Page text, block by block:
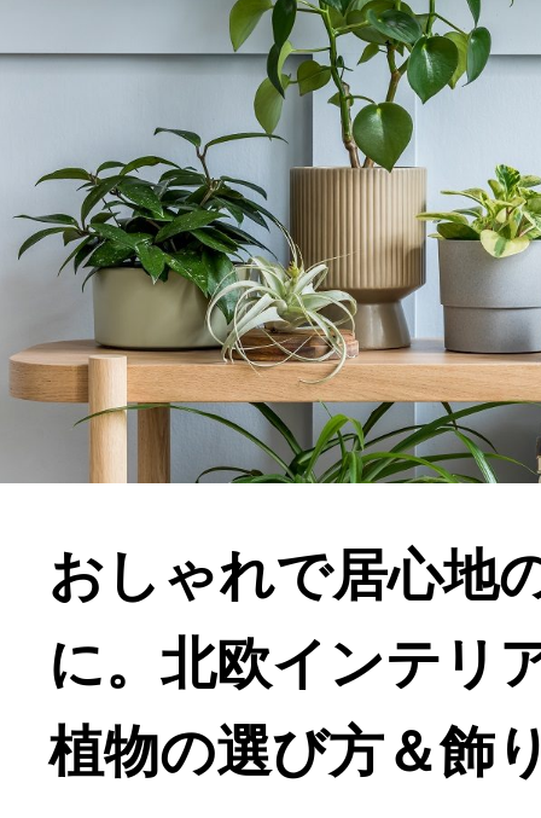
おしゃれで居心地
に。北欧インテリ
植物の選び方＆飾